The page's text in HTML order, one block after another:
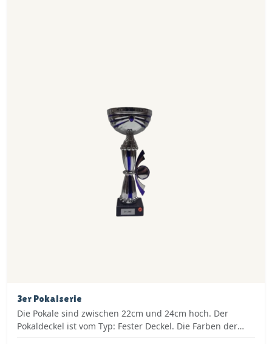
3er Pokalserie
Die Pokale sind zwischen 22cm und 24cm hoch. Der
Pokaldeckel ist vom Typ: Fester Deckel. Die Farben der